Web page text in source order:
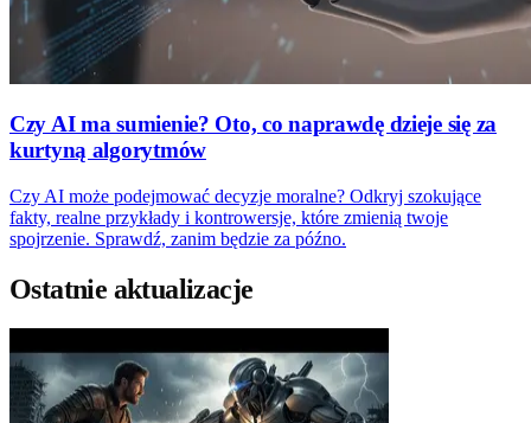
Czy AI ma sumienie? Oto, co naprawdę dzieje się za
kurtyną algorytmów
Czy AI może podejmować decyzje moralne? Odkryj szokujące
fakty, realne przykłady i kontrowersje, które zmienią twoje
spojrzenie. Sprawdź, zanim będzie za późno.
Ostatnie aktualizacje